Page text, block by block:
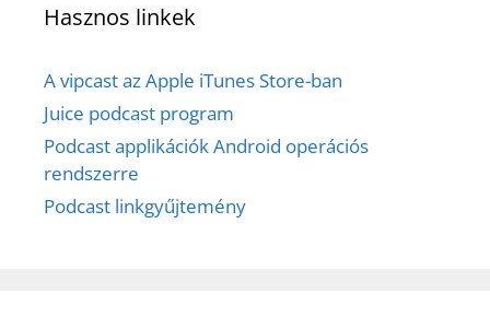
Hasznos linkek
A vipcast az Apple iTunes Store-ban
Juice podcast program
Podcast applikációk Android operációs
rendszerre
Podcast linkgyűjtemény